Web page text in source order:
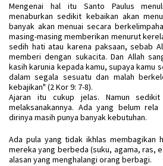
Mengenai hal itu Santo Paulus
menaburkan sedikit kebaikan akan
banyak akan menuai secara
masing-masing memberikan menurut
sedih hati atau karena paksaan, sebab
memberi dengan sukacita. Dan Allah
kasih karunia kepada kamu, supaya kamu
dalam segala sesuatu dan malah
kebajikan" (2 Kor 9: 7-8).
Ajaran itu cukup jelas. Namun
melaksanakannya. Ada yang belum
dirinya masih punya banyak kebutuhan.
Ada pula yang tidak ikhlas membagikan
mereka yang berbeda (suku, agama, ras,
alasan yang menghalangi orang berbagi.